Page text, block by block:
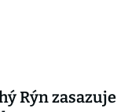
Rýn zasazuje